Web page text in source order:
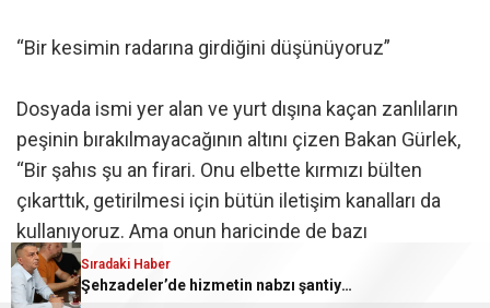
“Bir kesimin radarına girdiğini düşünüyoruz”
Dosyada ismi yer alan ve yurt dışına kaçan zanlıların
peşinin bırakılmayacağının altını çizen Bakan Gürlek,
“Bir şahıs şu an firari. Onu elbette kırmızı bülten
çıkarttık, getirilmesi için bütün iletişim kanalları da
kullanıyoruz. Ama onun haricinde de bazı
şüphelendiğimiz konular var. Özellikle rahmetlinin
bakmış olduğu dosyalar, olaylar, ele aldığı yazılardan
Sıradaki Haber
Şehzadeler’de hizmetin nabzı şantiyede tutuldu